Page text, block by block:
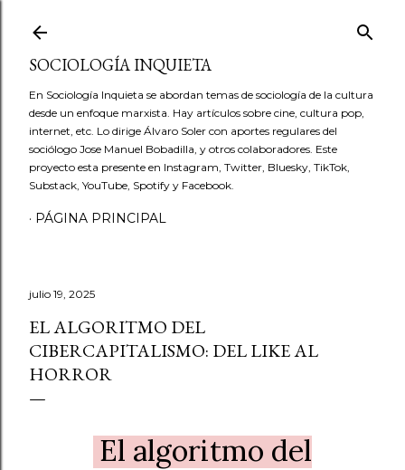
SOCIOLOGÍA INQUIETA
En Sociología Inquieta se abordan temas de sociología de la cultura
desde un enfoque marxista. Hay artículos sobre cine, cultura pop,
internet, etc. Lo dirige Álvaro Soler con aportes regulares del
sociólogo Jose Manuel Bobadilla, y otros colaboradores. Este
proyecto esta presente en Instagram, Twitter, Bluesky, TikTok,
Substack, YouTube, Spotify y Facebook.
PÁGINA PRINCIPAL
julio 19, 2025
EL ALGORITMO DEL
CIBERCAPITALISMO: DEL LIKE AL
HORROR
El algoritmo del